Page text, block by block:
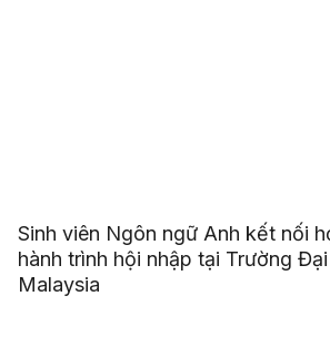
Sinh viên Ngôn ngữ Anh kết nối
hành trình hội nhập tại Trường
Malaysia